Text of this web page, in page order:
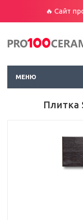
🔥 Сайт
МЕНЮ
Плитка